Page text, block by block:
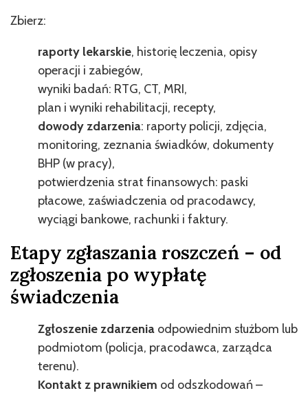
Zbierz:
raporty lekarskie, historię leczenia, opisy
operacji i zabiegów,
wyniki badań: RTG, CT, MRI,
plan i wyniki rehabilitacji, recepty,
dowody zdarzenia: raporty policji, zdjęcia,
monitoring, zeznania świadków, dokumenty
BHP (w pracy),
potwierdzenia strat finansowych: paski
płacowe, zaświadczenia od pracodawcy,
wyciągi bankowe, rachunki i faktury.
Etapy zgłaszania roszczeń – od
zgłoszenia po wypłatę
świadczenia
Zgłoszenie zdarzenia odpowiednim służbom lub
podmiotom (policja, pracodawca, zarządca
terenu).
Kontakt z prawnikiem od odszkodowań –